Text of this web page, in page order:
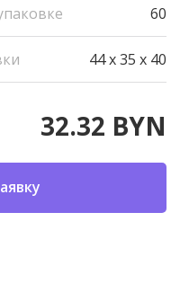
60
44 x 35 x 40
32.32 BYN